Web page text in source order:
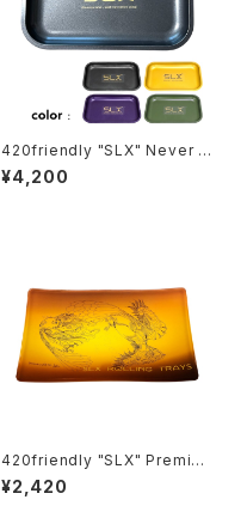
420friendly "SLX" Never S
tick-ローリングトレイ（Mサイ
ズ）
¥4,200
420friendly "SLX" Premier
Glass Rolling Tray – ガラス
ローリングトレイ（アンバー）
¥2,420